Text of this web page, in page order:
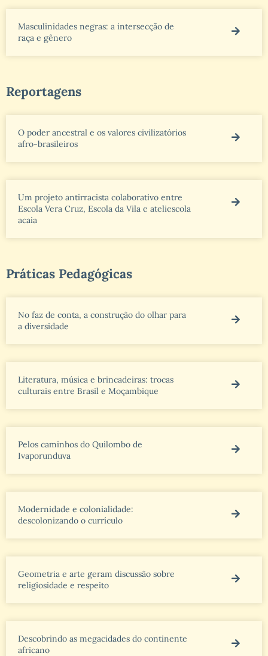
Masculinidades negras: a intersecção de
raça e gênero
Reportagens
O poder ancestral e os valores civilizatórios
afro-brasileiros
Um projeto antirracista colaborativo entre
Escola Vera Cruz, Escola da Vila e ateliescola
acaia
Práticas Pedagógicas
No faz de conta, a construção do olhar para
a diversidade
Literatura, música e brincadeiras: trocas
culturais entre Brasil e Moçambique
Pelos caminhos do Quilombo de
Ivaporunduva
Modernidade e colonialidade:
descolonizando o currículo
Geometria e arte geram discussão sobre
religiosidade e respeito
Descobrindo as megacidades do continente
africano